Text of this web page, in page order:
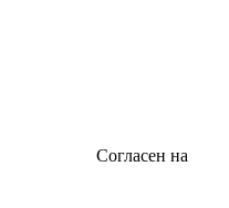
Согласен на